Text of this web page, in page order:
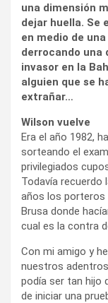
una dimensión
dejar huella. Se
en medio de
derrocando
invasor en la
alguien que se
extrañar…
Wilson vuelve
Era el año 1982,
sorteando el
privilegiados
Todavía recuerdo
años los porteros
Brusa donde
cual es la contra
Con mi amigo y
nuestros
podía ser tan hijo
de iniciar una